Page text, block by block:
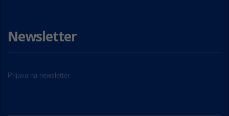
Newsletter
Prijava na newsletter